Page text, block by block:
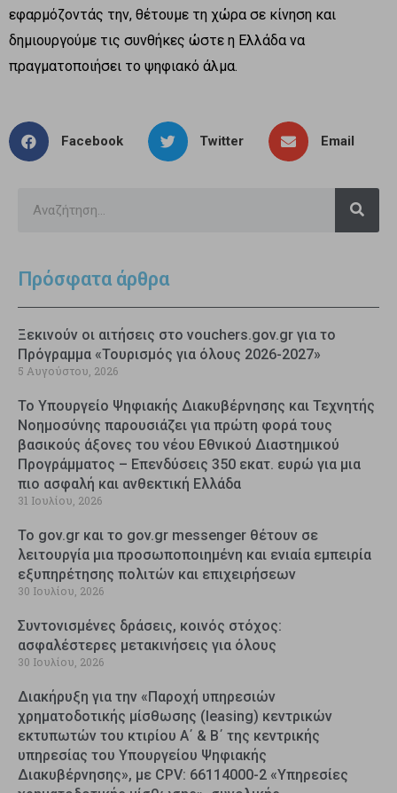
εφαρμόζοντάς την, θέτουμε τη χώρα σε κίνηση και
δημιουργούμε τις συνθήκες ώστε η Ελλάδα να
πραγματοποιήσει το ψηφιακό άλμα.
Facebook Twitter Email
Πρόσφατα άρθρα
Ξεκινούν οι αιτήσεις στο vouchers.gov.gr για το
Πρόγραμμα «Τουρισμός για όλους 2026-2027»
5 Αυγούστου, 2026
Το Υπουργείο Ψηφιακής Διακυβέρνησης και Τεχνητής
Νοημοσύνης παρουσιάζει για πρώτη φορά τους
βασικούς άξονες του νέου Εθνικού Διαστημικού
Προγράμματος – Επενδύσεις 350 εκατ. ευρώ για μια
πιο ασφαλή και ανθεκτική Ελλάδα
31 Ιουλίου, 2026
Το gov.gr και το gov.gr messenger θέτουν σε
λειτουργία μια προσωποποιημένη και ενιαία εμπειρία
εξυπηρέτησης πολιτών και επιχειρήσεων
30 Ιουλίου, 2026
Συντονισμένες δράσεις, κοινός στόχος:
ασφαλέστερες μετακινήσεις για όλους
30 Ιουλίου, 2026
Διακήρυξη για την «Παροχή υπηρεσιών
χρηματοδοτικής μίσθωσης (leasing) κεντρικών
εκτυπωτών του κτιρίου Α΄ & Β΄ της κεντρικής
υπηρεσίας του Υπουργείου Ψηφιακής
Διακυβέρνησης», με CPV: 66114000-2 «Υπηρεσίες